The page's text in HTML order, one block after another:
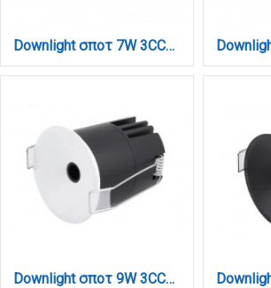
Downlight σποτ 7W 3CCT σε μαύρη απόχρωση (X00230B)
Downlight σποτ 9W 3CCT σε λευκή απόχρωση D: 5.1x5.2cm (X00370W)